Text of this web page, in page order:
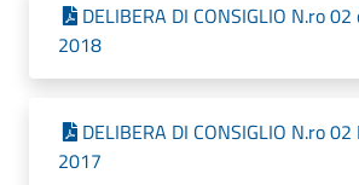
DELIBERA DI CONSIGLIO N.ro
2018
DELIBERA DI CONSIGLIO N.ro
2017